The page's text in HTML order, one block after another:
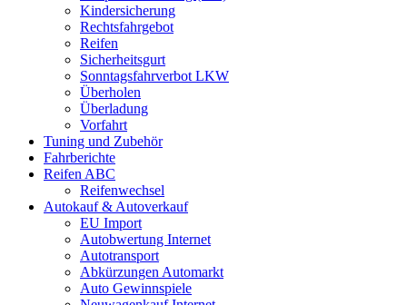
Kindersicherung
Rechtsfahrgebot
Reifen
Sicherheitsgurt
Sonntagsfahrverbot LKW
Überholen
Überladung
Vorfahrt
Tuning und Zubehör
Fahrberichte
Reifen ABC
Reifenwechsel
Autokauf & Autoverkauf
EU Import
Autobwertung Internet
Autotransport
Abkürzungen Automarkt
Auto Gewinnspiele